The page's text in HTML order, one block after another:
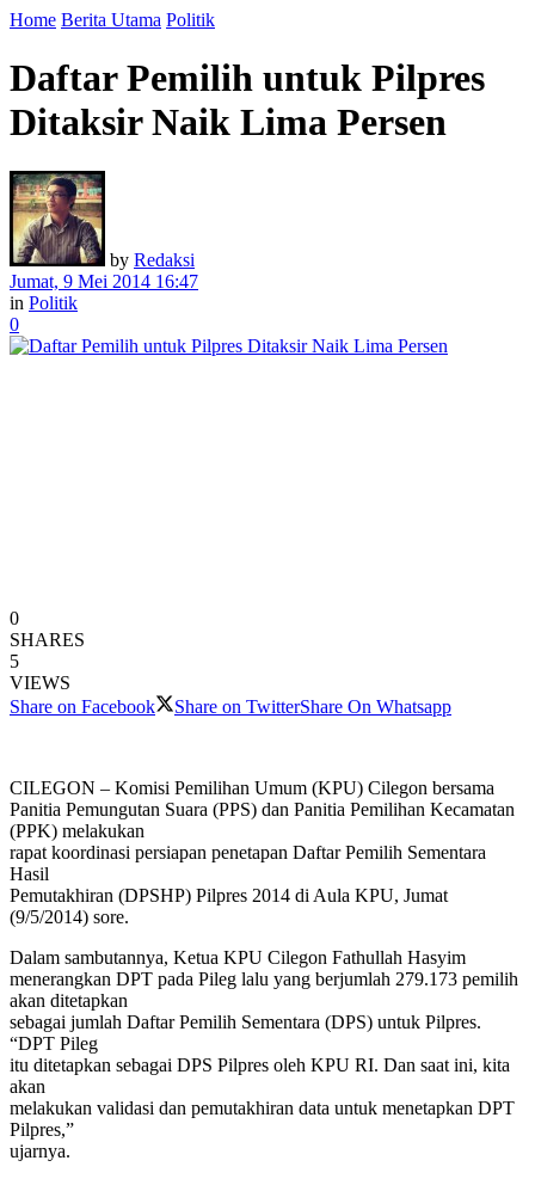
Home Berita Utama Politik
Daftar Pemilih untuk Pilpres
Ditaksir Naik Lima Persen
by Redaksi
Jumat, 9 Mei 2014 16:47
in Politik
0
0
SHARES
5
VIEWS
Share on Facebook
Share on TwitterShare On Whatsapp
CILEGON – Komisi Pemilihan Umum (KPU) Cilegon bersama
Panitia Pemungutan Suara (PPS) dan Panitia Pemilihan Kecamatan
(PPK) melakukan
rapat koordinasi persiapan penetapan Daftar Pemilih Sementara
Hasil
Pemutakhiran (DPSHP) Pilpres 2014 di Aula KPU, Jumat
(9/5/2014) sore.
Dalam sambutannya, Ketua KPU Cilegon Fathullah Hasyim
menerangkan DPT pada Pileg lalu yang berjumlah 279.173 pemilih
akan ditetapkan
sebagai jumlah Daftar Pemilih Sementara (DPS) untuk Pilpres.
“DPT Pileg
itu ditetapkan sebagai DPS Pilpres oleh KPU RI. Dan saat ini, kita
akan
melakukan validasi dan pemutakhiran data untuk menetapkan DPT
Pilpres,”
ujarnya.